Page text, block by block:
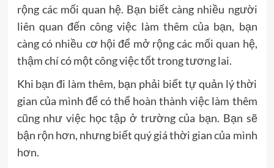
rộng các mối quan hệ. Bạn biết càng nhiều người
liên quan đến công việc làm thêm của bạn, bạn
càng có nhiều cơ hội để mở rộng các mối quan hệ,
thậm chí có một công việc tốt trong tương lai.
Khi bạn đi làm thêm, bạn phải biết tự quản lý thời
gian của mình để có thể hoàn thành việc làm thêm
cũng như việc học tập ở trường của bạn. Bạn sẽ
bận rộn hơn, nhưng biết quý giá thời gian của mình
hơn.